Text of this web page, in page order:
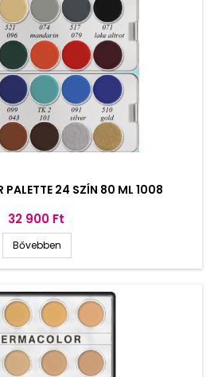
PALETTE 24 SZÍN 80 ML 1008
Ár
32 900 Ft
Bővebben